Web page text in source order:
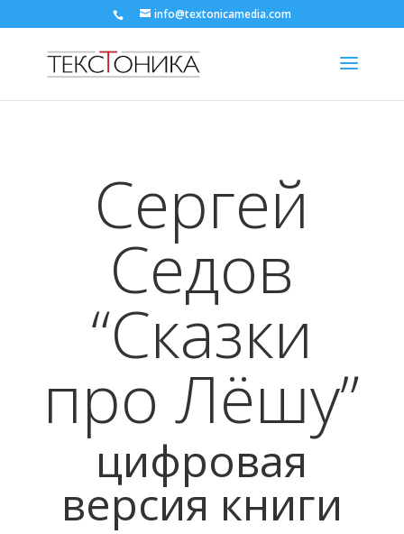
info@textonicamedia.com
Сергей
Седов
“Сказки
про Лёшу”
цифровая
версия книги